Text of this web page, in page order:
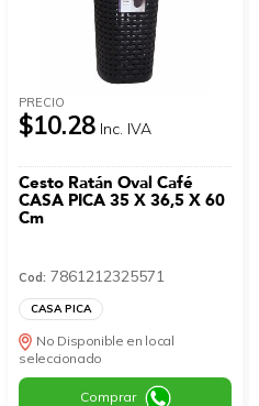
PRECIO
$10.28 Inc. IVA
Cesto Ratán Oval Café
CASA PICA 35 X 36,5 X 60
Cm
Cod: 7861212325571
CASA PICA
No Disponible en local
seleccionado
Comprar